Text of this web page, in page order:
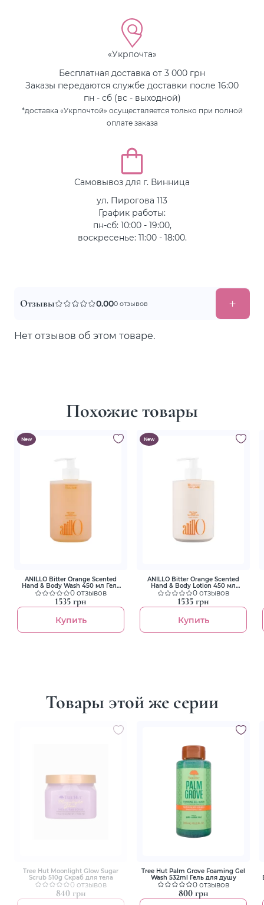
«Укрпочта»
Бесплатная доставка от 3 000 грн
Заказы передаются службе доставки после 16:00
пн - сб (вс - выходной)
*доставка «Укрпочтой» осуществляется только при полной
оплате заказа
Самовывоз для г. Винница
ул. Пирогова 113
График работы:
пн-сб: 10:00 - 19:00,
воскресенье: 11:00 - 18:00.
Отзывы 0.000 отзывов
Нет отзывов об этом товаре.
Похожие товары
New
ANILLO Bitter Orange Scented
Hand & Body Wash 450 мл Гель
для рук і тіла
0 отзывов
1535 грн
Купить
New
ANILLO Bitter Orange Scented
Hand & Body Lotion 450 мл
Лосьйон для рук і тіла
0 отзывов
1535 грн
Купить
Товары этой же серии
Tree Hut Moonlight Glow Sugar
Scrub 510g Скраб для тела
0 отзывов
840 грн
Tree Hut Palm Grove Foaming Gel
Wash 532ml Гель для душу
0 отзывов
800 грн